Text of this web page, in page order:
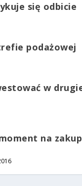
się odbicie
podażowej
w
na